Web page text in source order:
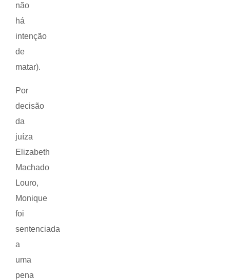
não
há
intenção
de
matar).
Por
decisão
da
juíza
Elizabeth
Machado
Louro,
Monique
foi
sentenciada
a
uma
pena